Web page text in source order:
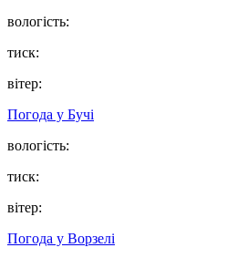
вологість:
тиск:
вітер:
Погода у Бучі
вологість:
тиск:
вітер:
Погода у Ворзелі